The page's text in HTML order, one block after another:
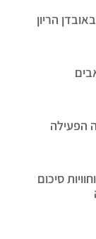
הריון
הפעילה
סיכום